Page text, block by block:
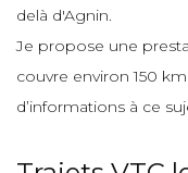
delà d'Agnin.
Je propose une
couvre environ 150
d’informations à ce